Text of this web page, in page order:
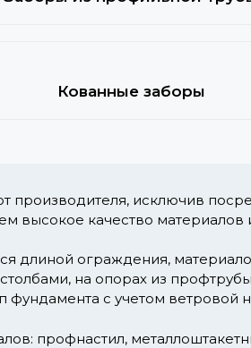
Кованные заборы
производителя, исключив
высокое качество материалов
длиной ограждения,
на опорах из
с учетом ветровой
профнастил,